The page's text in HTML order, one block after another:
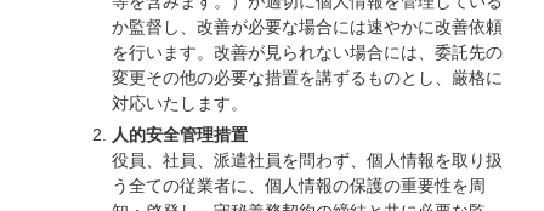
か監督し、改善が必要な場合には速やかに改善依頼
を行います。改善が見られない場合には、委託先の
変更その他の必要な措置を講ずるものとし、厳格に
対応いたします。
人的安全管理措置
役員、社員、派遣社員を問わず、個人情報を取り扱
う全ての従業者に、個人情報の保護の重要性を周